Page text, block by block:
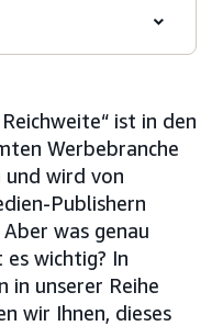
ist in den
Werbebranche
wird von
Publishern
was genau
wichtig? In
in unserer Reihe
wir Ihnen, dieses